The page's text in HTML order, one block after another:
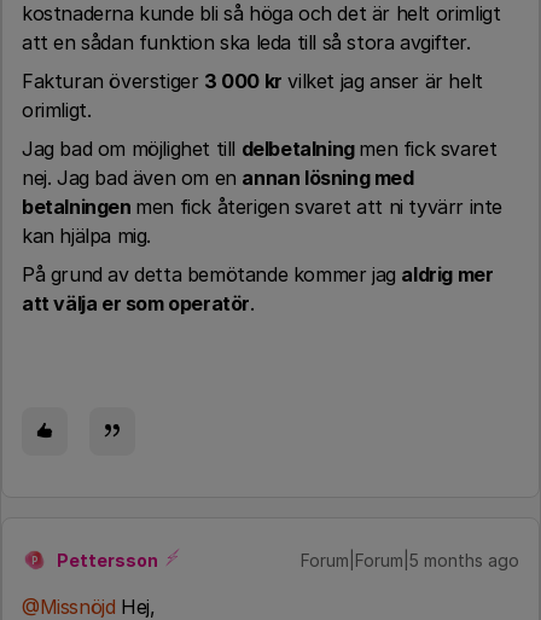
kostnaderna kunde bli så höga och det är helt orimligt
att en sådan funktion ska leda till så stora avgifter.
Fakturan överstiger 3 000 kr vilket jag anser är helt
orimligt.
Jag bad om möjlighet till delbetalning men fick svaret
nej. Jag bad även om en annan lösning med
betalningen men fick återigen svaret att ni tyvärr inte
kan hjälpa mig.
På grund av detta bemötande kommer jag aldrig mer
att välja er som operatör.
P Pettersson Forum|Forum|5 months ago
@Missnöjd Hej,